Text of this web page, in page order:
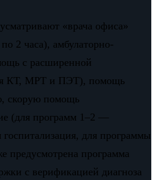
«врача офиса»
2 часа), амбулаторно-
с расширенной
КТ, МРТ и ПЭТ), помощь
скорую помощь
(для программ 1–2 —
госпитализация, для программы
предусмотрена программа
с верификацией диагноза